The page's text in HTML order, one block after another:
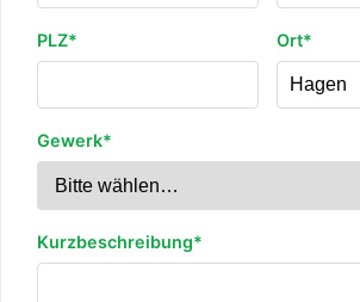
PLZ* Ort*
Gewerk*
Kurzbeschreibung*